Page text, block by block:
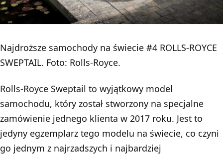
Najdroższe samochody na świecie #4 ROLLS-ROYCE
SWEPTAIL. Foto: Rolls-Royce.
Rolls-Royce Sweptail to wyjątkowy model
samochodu, który został stworzony na specjalne
zamówienie jednego klienta w 2017 roku. Jest to
jedyny egzemplarz tego modelu na świecie, co czyni
go jednym z najrzadszych i najbardziej